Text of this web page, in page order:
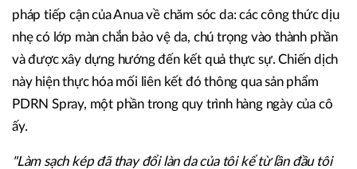
pháp tiếp cận của Anua về chăm sóc da: các công thức dịu
nhẹ có lớp màn chắn bảo vệ da, chú trọng vào thành phần
và được xây dựng hướng đến kết quả thực sự. Chiến dịch
này hiện thực hóa mối liên kết đó thông qua sản phẩm
PDRN Spray, một phần trong quy trình hàng ngày của cô
ấy.
"Làm sạch kép đã thay đổi làn da của tôi kể từ lần đầu tôi